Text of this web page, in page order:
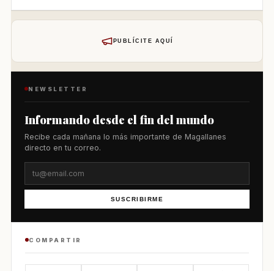
PUBLÍCITE AQUÍ
NEWSLETTER
Informando desde el fin del mundo
Recibe cada mañana lo más importante de Magallanes
directo en tu correo.
SUSCRIBIRME
COMPARTIR